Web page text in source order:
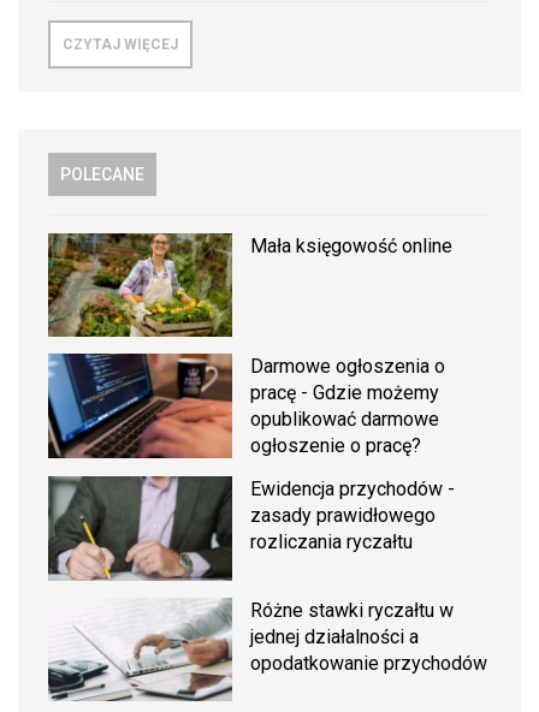
CZYTAJ WIĘCEJ
POLECANE
Mała księgowość online
Darmowe ogłoszenia o
pracę - Gdzie możemy
opublikować darmowe
ogłoszenie o pracę?
Ewidencja przychodów -
zasady prawidłowego
rozliczania ryczałtu
Różne stawki ryczałtu w
jednej działalności a
opodatkowanie przychodów